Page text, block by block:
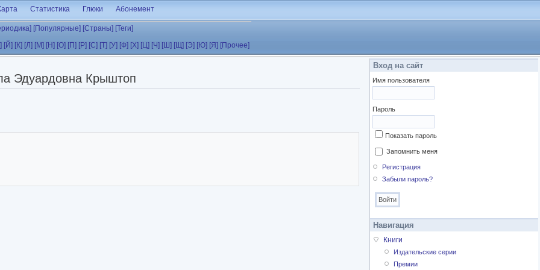
Статистика Глюки Абонемент
[Популярные] [Страны] [Теги]
[Й] [К] [Л] [М] [Н] [О] [П] [Р] [С] [Т] [У] [Ф] [Х] [Ц] [Ч] [Ш] [Щ] [Э] [Ю] [Я] [Прочее]
Эдуардовна Крыштоп
Вход на сайт
Имя пользователя
Пароль
Показать пароль
Запомнить меня
Регистрация
Забыли пароль?
Навигация
Книги
Издательские серии
Премии